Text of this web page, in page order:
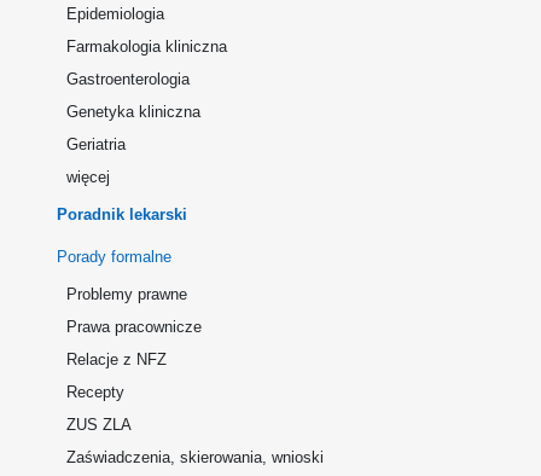
Epidemiologia
Farmakologia kliniczna
Gastroenterologia
Genetyka kliniczna
Geriatria
więcej
Poradnik lekarski
Porady formalne
Problemy prawne
Prawa pracownicze
Relacje z NFZ
Recepty
ZUS ZLA
Zaświadczenia, skierowania, wnioski